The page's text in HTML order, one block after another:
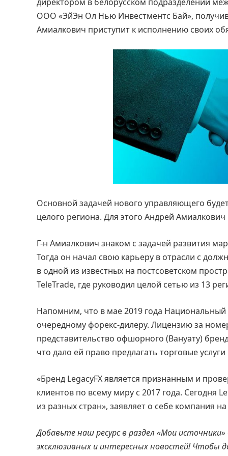
ООО «ЭйЭн Ол Нью Инвестментс Бай»,
Амиалкович приступит к исполнению своих
Основной задачей нового управляющего
целого региона. Для этого Андрей
Г-н Амиалкович знаком с задачей развития
Тогда он начал свою карьеру в отрасли с
в одной из известных на постсоветском
TeleTrade, где руководил целой сетью из 13
Напомним, что в мае 2019 года Национальный
очередному форекс-дилеру. Лицензию за
представительство офшорного (Вануату)
что дало ей право предлагать торговые
«Бренд LegacyFX является признанным и
клиентов по всему миру с 2017 года. Сегодня
из разных стран», заявляет о себе компания
Добавьте наш ресурс в раздел «Мои
эксклюзивных и интересных новостей! Чтобы